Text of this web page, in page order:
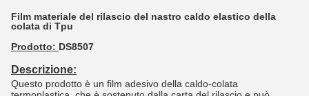
Film materiale del rilascio del nastro caldo elastico della
colata di Tpu
Prodotto: DS8507
Descrizione:
Questo prodotto è un film adesivo della caldo-colata